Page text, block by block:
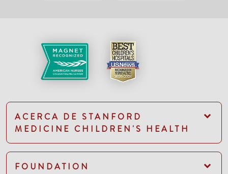
ACERCA DE STANFORD
MEDICINE CHILDREN'S HEALTH
FOUNDATION